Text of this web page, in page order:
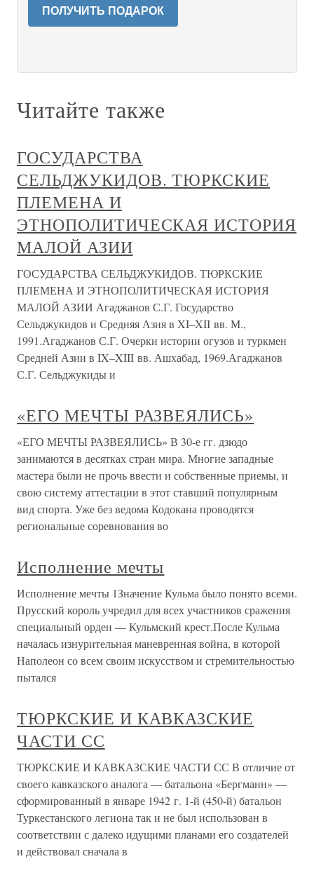
ПОЛУЧИТЬ ПОДАРОК
Читайте также
ГОСУДАРСТВА
СЕЛЬДЖУКИДОВ. ТЮРКСКИЕ
ПЛЕМЕНА И
ЭТНОПОЛИТИЧЕСКАЯ ИСТОРИЯ
МАЛОЙ АЗИИ
ГОСУДАРСТВА СЕЛЬДЖУКИДОВ. ТЮРКСКИЕ
ПЛЕМЕНА И ЭТНОПОЛИТИЧЕСКАЯ ИСТОРИЯ
МАЛОЙ АЗИИ Агаджанов С.Г. Государство
Сельджукидов и Средняя Азия в XI–XII вв. М.,
1991.Агаджанов С.Г. Очерки истории огузов и туркмен
Средней Азии в IX–XIII вв. Ашхабад, 1969.Агаджанов
С.Г. Сельджукиды и
«ЕГО МЕЧТЫ РАЗВЕЯЛИСЬ»
«ЕГО МЕЧТЫ РАЗВЕЯЛИСЬ» В 30-е гг. дзюдо
занимаются в десятках стран мира. Многие западные
мастера были не прочь ввести и собственные приемы, и
свою систему аттестации в этот ставший популярным
вид спорта. Уже без ведома Кодокана проводятся
региональные соревнования во
Исполнение мечты
Исполнение мечты 1Значение Кульма было понято всеми.
Прусский король учредил для всех участников сражения
специальный орден — Кульмский крест.После Кульма
началась изнурительная маневренная война, в которой
Наполеон со всем своим искусством и стремительностью
пытался
ТЮРКСКИЕ И КАВКАЗСКИЕ
ЧАСТИ СС
ТЮРКСКИЕ И КАВКАЗСКИЕ ЧАСТИ СС В отличие от
своего кавказского аналога — батальона «Бергманн» —
сформированный в январе 1942 г. 1-й (450-й) батальон
Туркестанского легиона так и не был использован в
соответствии с далеко идущими планами его создателей
и действовал сначала в